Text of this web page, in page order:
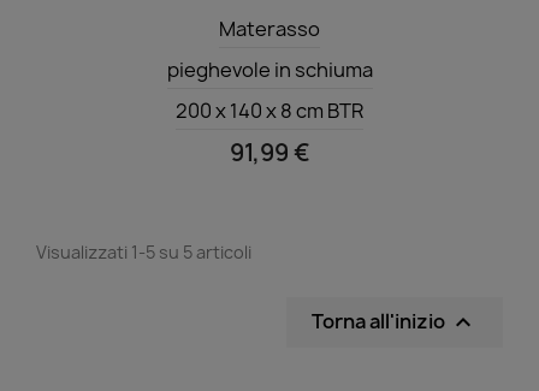

Materasso
pieghevole in schiuma
200 x 140 x 8 cm BTR
91,99 €
Visualizzati 1-5 su 5 articoli
Torna all'inizio 